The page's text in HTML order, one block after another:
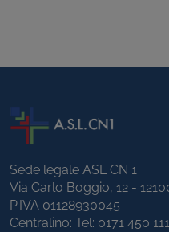
Sede legale ASL CN 1
Via Carlo Boggio, 12 -
P.IVA 01128930045
Centralino: Tel: 0171 450 111